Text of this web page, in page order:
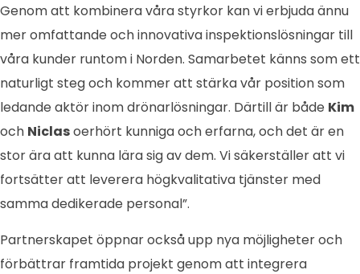
Genom att kombinera våra styrkor kan vi erbjuda ännu
mer omfattande och innovativa inspektionslösningar till
våra kunder runtom i Norden. Samarbetet känns som ett
naturligt steg och kommer att stärka vår position som
ledande aktör inom drönarlösningar. Därtill är både Kim
och Niclasoerhört kunniga och erfarna, och det är en
stor ära att kunna lära sig av dem. Vi säkerställer att vi
fortsätter att leverera högkvalitativa tjänster med
samma dedikerade personal”.
Partnerskapet öppnar också upp nya möjligheter och
förbättrar framtida projekt genom att integrera